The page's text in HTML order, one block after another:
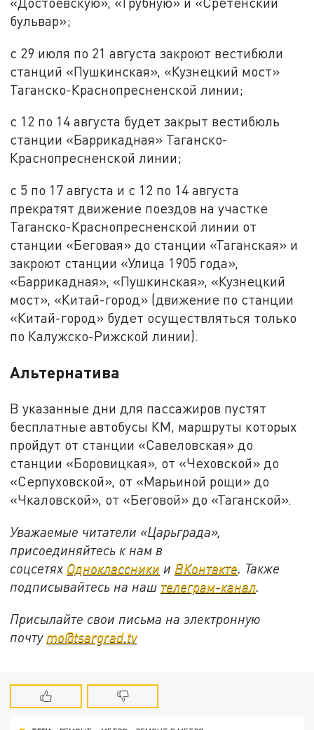
бульвар»;
с 29 июля по 21 августа закроют вестибюли
станций «Пушкинская», «Кузнецкий мост»
Таганско-Краснопресненской линии;
с 12 по 14 августа будет закрыт вестибюль
станции «Баррикадная» Таганско-
Краснопресненской линии;
с 5 по 17 августа и с 12 по 14 августа
прекратят движение поездов на участке
Таганско-Краснопресненской линии от
станции «Беговая» до станции «Таганская» и
закроют станции «Улица 1905 года»,
«Баррикадная», «Пушкинская», «Кузнецкий
мост», «Китай-город» (движение по станции
«Китай-город» будет осуществляться только
по Калужско-Рижской линии).
Альтернатива
В указанные дни для пассажиров пустят
бесплатные автобусы КМ, маршруты которых
пройдут от станции «Савеловская» до
станции «Боровицкая», от «Чеховской» до
«Серпуховской», от «Марьиной рощи» до
«Чкаловской», от «Беговой» до «Таганской».
Уважаемые читатели «Царьграда»,
присоединяйтесь к нам в
соцсетях Одноклассники и ВКонтакте. Также
подписывайтесь на наш телеграм-канал.
Присылайте свои письма на электронную
почту mo@tsargrad.tv